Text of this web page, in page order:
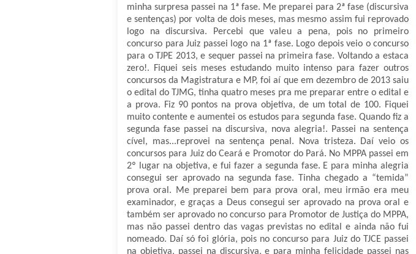
minha surpresa passei na 1ª fase. Me preparei para 2ª fase (discursiva
e sentenças) por volta de dois meses, mas mesmo assim fui reprovado
logo na discursiva. Percebi que valeu a pena, pois no primeiro
concurso para Juiz passei logo na 1ª fase. Logo depois veio o concurso
para o TJPE 2013, e sequer passei na primeira fase. Voltando a estaca
zero!. Fiquei seis meses estudando muito intenso para fazer outros
concursos da Magistratura e MP, foi aí que em dezembro de 2013 saiu
o edital do TJMG, tinha quatro meses pra me preparar entre o edital e
a prova. Fiz 90 pontos na prova objetiva, de um total de 100. Fiquei
muito contente e aumentei os estudos para segunda fase. Quando fiz a
segunda fase passei na discursiva, nova alegria!. Passei na sentença
cível, mas...reprovei na sentença penal. Nova tristeza. Daí veio os
concursos para Juiz do Ceará e Promotor do Pará. No MPPA passei em
2º lugar na objetiva, e fui fazer a segunda fase. E para minha alegria
consegui ser aprovado na segunda fase. Tinha chegado a “temida”
prova oral. Me preparei bem para prova oral, meu irmão era meu
examinador, e graças a Deus consegui ser aprovado na prova oral e
também ser aprovado no concurso para Promotor de Justiça do MPPA,
mas não passei dentro das vagas previstas no edital e ainda não fui
nomeado. Daí só foi glória, pois no concurso para Juiz do TJCE passei
na objetiva, passei na discursiva, e para minha felicidade passei nas